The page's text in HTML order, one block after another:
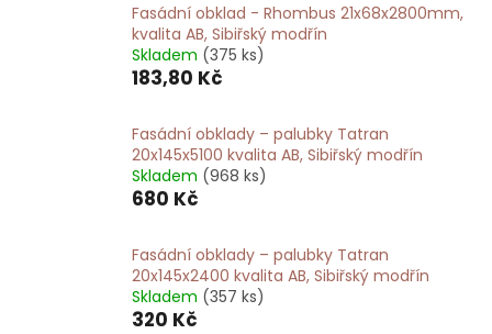
Fasádní obklad - Rhombus 21x68x2800mm,
kvalita AB, Sibiřský modřín
Skladem (375 ks)
183,80 Kč
Fasádní obklady – palubky Tatran
20x145x5100 kvalita AB, Sibiřský modřín
Skladem (968 ks)
680 Kč
Fasádní obklady – palubky Tatran
20x145x2400 kvalita AB, Sibiřský modřín
Skladem (357 ks)
320 Kč